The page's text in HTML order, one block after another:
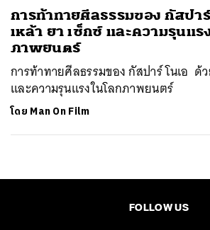
การท้าทายศีลธรรมของ กัสปา
เหล้า ยา เซ็กซ์ และความรุนแร
ภาพยนตร์
การท้าทายศีลธรรมของ กัสปาร์ โนเอ ด้
และความรุนแรงในโลกภาพยนตร์
โดย Man On Film
FOLLOW US